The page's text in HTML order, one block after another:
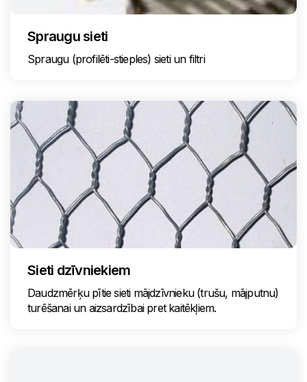
Spraugu sieti
Spraugu (profilēti-stieples) sieti un filtri
Sieti dzīvniekiem
Daudzmērķu pītie sieti mājdzīvnieku (trušu, mājputnu)
turēšanai un aizsardzībai pret kaitēkļiem.